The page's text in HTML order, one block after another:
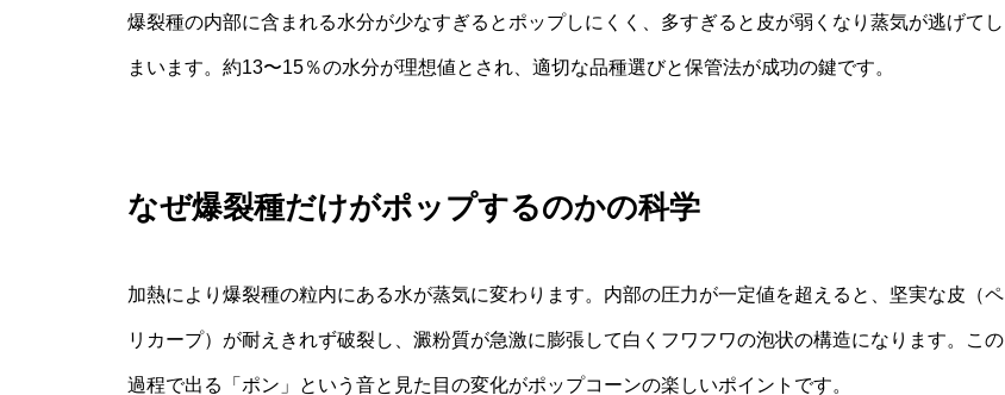
爆裂種の内部に含まれる水分が少なすぎるとポップしにくく、多すぎると皮が弱くなり蒸気が逃げてし
まいます。約13〜15％の水分が理想値とされ、適切な品種選びと保管法が成功の鍵です。
なぜ爆裂種だけがポップするのかの科学
加熱により爆裂種の粒内にある水が蒸気に変わります。内部の圧力が一定値を超えると、坚実な皮（ペ
リカープ）が耐えきれず破裂し、澱粉質が急激に膨張して白くフワフワの泡状の構造になります。この
過程で出る「ポン」という音と見た目の変化がポップコーンの楽しいポイントです。